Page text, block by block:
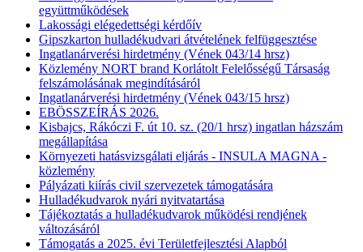
együttműködések
Lakossági elégedettségi kérdőív
Gipszkarton hulladékudvari átvételének felfüggesztése
Ingatlanárverési hirdetmény (Vének 043/14 hrsz)
Közlemény NORT brand Korlátolt Felelősségű Társaság
felszámolásának megindításáról
Ingatlanárverési hirdetmény (Vének 043/15 hrsz)
EBÖSSZEÍRÁS 2026.
Kisbajcs, Rákóczi F. út 10. sz. (20/1 hrsz) ingatlan házszám
megállapítása
Környezeti hatásvizsgálati eljárás - INSULA MAGNA -
közlemény
Pályázati kiírás civil szervezetek támogatására
Hulladékudvarok nyári nyitvatartása
Tájékoztatás a hulladékudvarok működési rendjének
változásáról
Támogatás a 2025. évi Területfejlesztési Alapból